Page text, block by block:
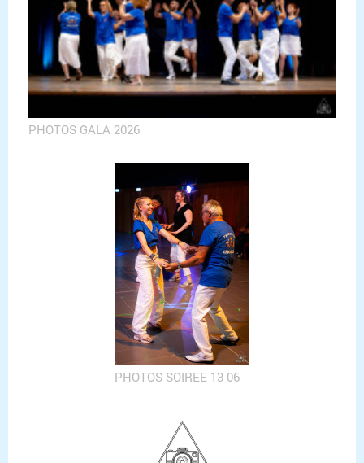
PHOTOS GALA 2026
PHOTOS SOIREE 13 06